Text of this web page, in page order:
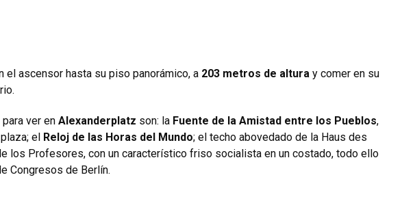
el ascensor hasta su piso panorámico, a 203 metros de altura y comer en su
ver en Alexanderplatz son: la Fuente de la Amistad entre los Pueblos,
el Reloj de las Horas del Mundo; el techo abovedado de la Haus des
los Profesores, con un característico friso socialista en un costado, todo ello
Congresos de Berlín.